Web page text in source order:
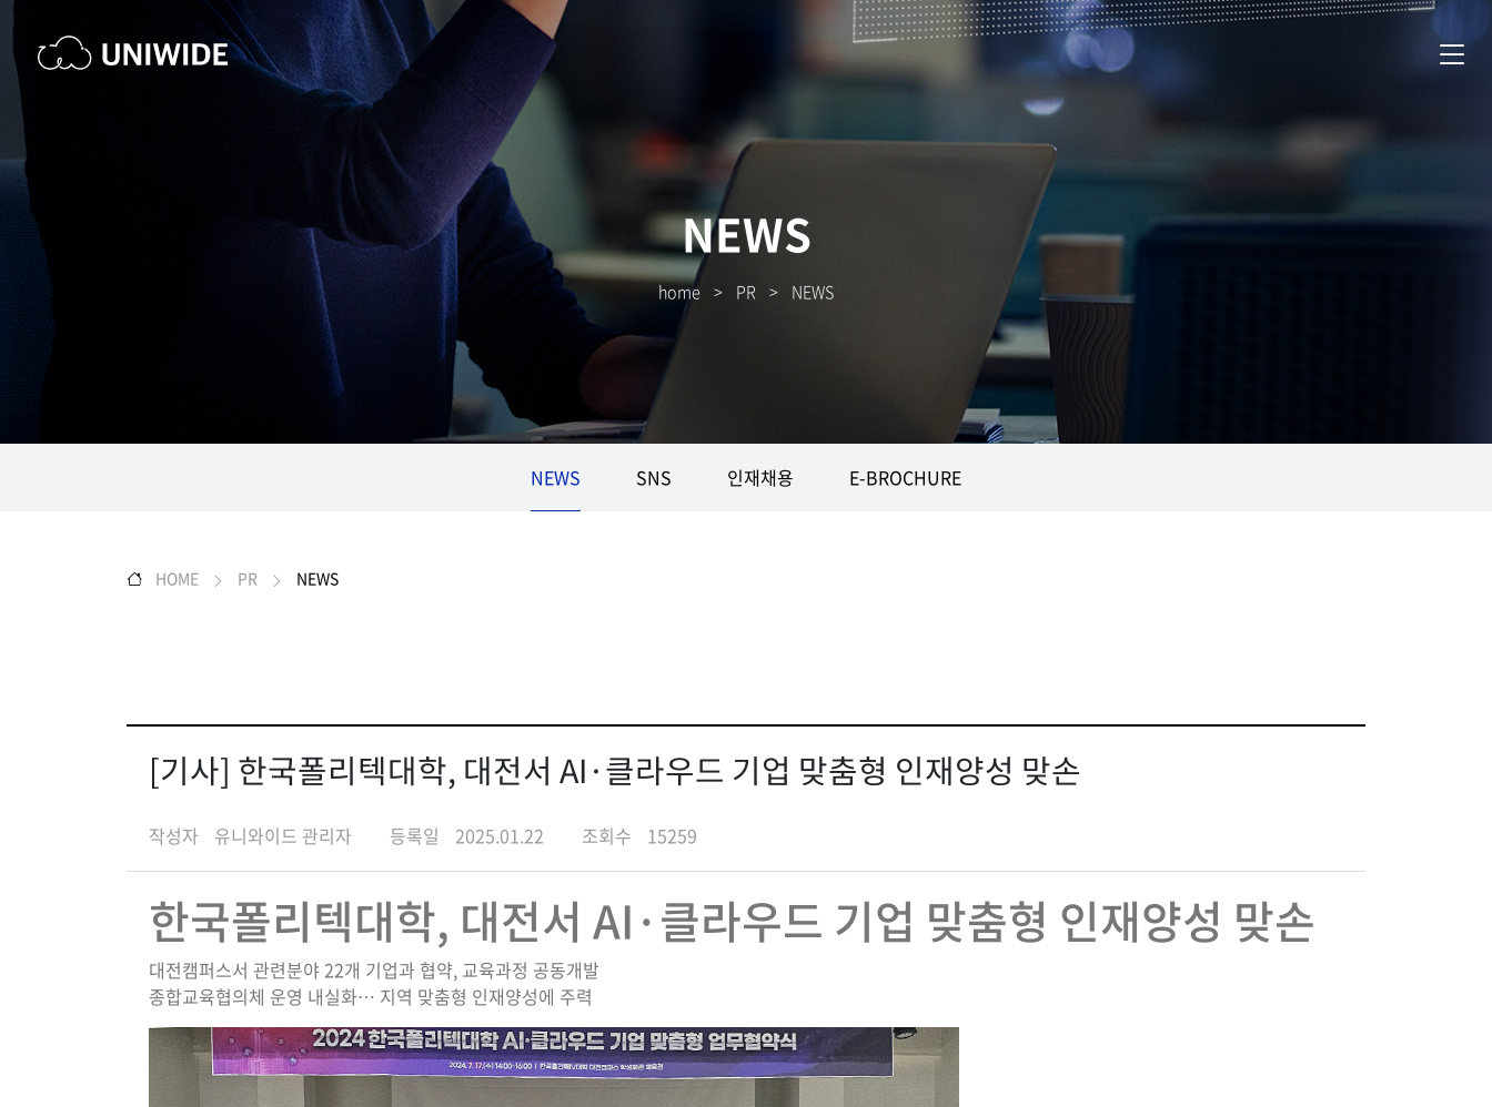
NEWS
home > PR > NEWS
NEWS SNS 인재채용 E-BROCHURE
HOME PR NEWS
[기사] 한국폴리텍대학, 대전서 AI·클라우드 기업 맞춤형 인재양성 맞손
작성자 유니와이드 관리자 등록일 2025.01.22 조회수 15259
한국폴리텍대학, 대전서 AI·클라우드 기업 맞춤형 인재양성 맞손
대전캠퍼스서 관련분야 22개 기업과 협약, 교육과정 공동개발
종합교육협의체 운영 내실화… 지역 맞춤형 인재양성에 주력